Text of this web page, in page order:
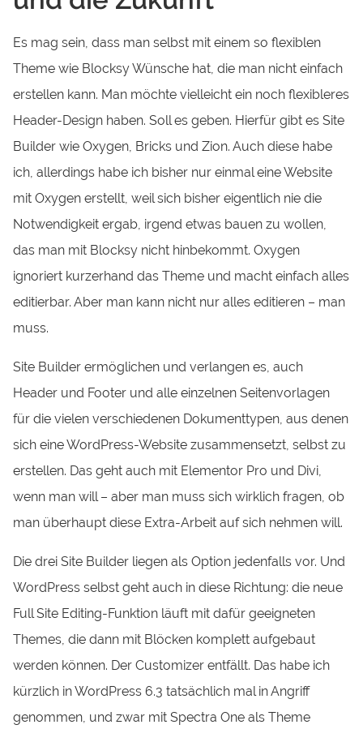
Es mag sein, dass man selbst mit einem so flexiblen
Theme wie Blocksy Wünsche hat, die man nicht einfach
erstellen kann. Man möchte vielleicht ein noch flexibleres
Header-Design haben. Soll es geben. Hierfür gibt es Site
Builder wie Oxygen, Bricks und Zion. Auch diese habe
ich, allerdings habe ich bisher nur einmal eine Website
mit Oxygen erstellt, weil sich bisher eigentlich nie die
Notwendigkeit ergab, irgend etwas bauen zu wollen,
das man mit Blocksy nicht hinbekommt. Oxygen
ignoriert kurzerhand das Theme und macht einfach alles
editierbar. Aber man kann nicht nur alles editieren – man
muss.
Site Builder ermöglichen und verlangen es, auch
Header und Footer und alle einzelnen Seitenvorlagen
für die vielen verschiedenen Dokumenttypen, aus denen
sich eine WordPress-Website zusammensetzt, selbst zu
erstellen. Das geht auch mit Elementor Pro und Divi,
wenn man will – aber man muss sich wirklich fragen, ob
man überhaupt diese Extra-Arbeit auf sich nehmen will.
Die drei Site Builder liegen als Option jedenfalls vor. Und
WordPress selbst geht auch in diese Richtung: die neue
Full Site Editing-Funktion läuft mit dafür geeigneten
Themes, die dann mit Blöcken komplett aufgebaut
werden können. Der Customizer entfällt. Das habe ich
kürzlich in WordPress 6.3 tatsächlich mal in Angriff
genommen, und zwar mit Spectra One als Theme